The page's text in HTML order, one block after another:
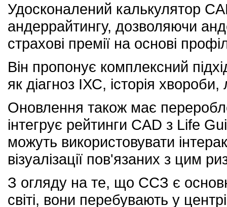
Удосконалений калькулятор
андеррайтингу, дозволяючи
страхові премії на основі
Він пропонує комплексний
як діагноз ІХС, історія
Оновлення також має
інтегрує рейтинги CAD з Life
можуть використовувати
візуалізації пов'язаних з цим
З огляду на те, що ССЗ є
світі, вони перебувають у